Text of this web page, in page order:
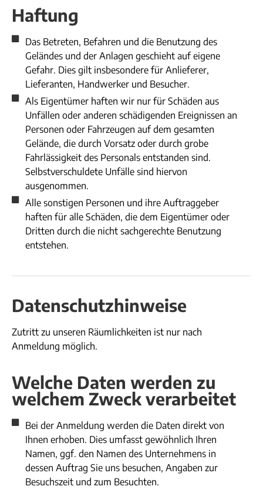
Haftung
Das Betreten, Befahren und die Benutzung des
Geländes und der Anlagen geschieht auf eigene
Gefahr. Dies gilt insbesondere für Anlieferer,
Lieferanten, Handwerker und Besucher.
Als Eigentümer haften wir nur für Schäden aus
Unfällen oder anderen schädigenden Ereignissen an
Personen oder Fahrzeugen auf dem gesamten
Gelände, die durch Vorsatz oder durch grobe
Fahrlässigkeit des Personals entstanden sind.
Selbstverschuldete Unfälle sind hiervon
ausgenommen.
Alle sonstigen Personen und ihre Auftraggeber
haften für alle Schäden, die dem Eigentümer oder
Dritten durch die nicht sachgerechte Benutzung
entstehen.
Datenschutzhinweise
Zutritt zu unseren Räumlichkeiten ist nur nach
Anmeldung möglich.
Welche Daten werden zu
welchem Zweck verarbeitet
Bei der Anmeldung werden die Daten direkt von
Ihnen erhoben. Dies umfasst gewöhnlich Ihren
Namen, ggf. den Namen des Unternehmens in
dessen Auftrag Sie uns besuchen, Angaben zur
Besuchszeit und zum Besuchten.